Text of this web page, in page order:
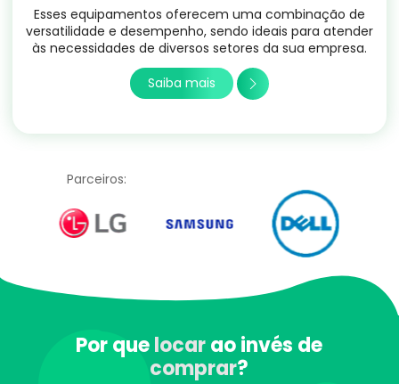
Esses equipamentos oferecem uma combinação de
versatilidade e desempenho, sendo ideais para atender
às necessidades de diversos setores da sua empresa.
Saiba mais
Parceiros:
Por quelocarao invés de
comprar?